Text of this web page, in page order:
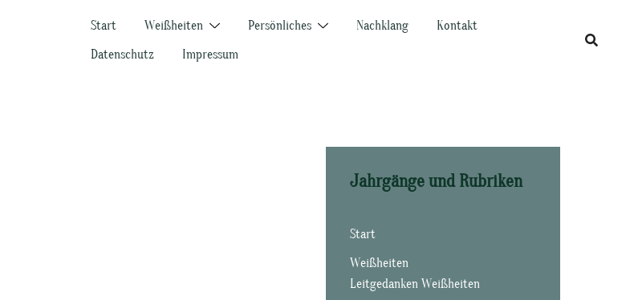
Start Weißheiten Persönliches Nachklang
Kontakt
Datenschutz
Impressum
Jahrgänge und Rubriken
Start
Weißheiten
Leitgedanken Weißheiten